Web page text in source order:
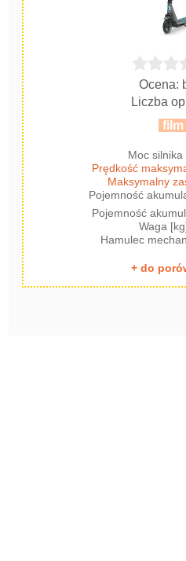
Ocena:
Liczba
film
Moc silnika
Prędkość
Maksymalny
Pojemność
Pojemność
Waga
Hamulec
+ do